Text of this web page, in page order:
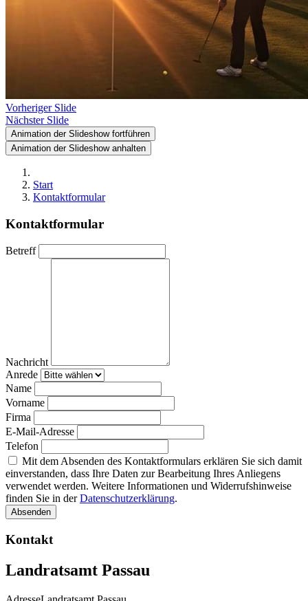
Vorheriger Slide
Nächster Slide
Animation der Slideshow fortführen
Animation der Slideshow anhalten
Start
Kontaktformular
Kontaktformular
Betreff
Nachricht
Anrede
Name
Vorname
Firma
E-Mail-Adresse
Telefon
Mit dem Absenden des Kontaktformulars erklären Sie sich damit
einverstanden, dass Ihre Daten zur Bearbeitung Ihres Anliegens
verwendet werden. Weitere Informationen und Widerrufshinweise
finden Sie in derDatenschutzerklärung.
Absenden
Kontakt
Landratsamt Passau